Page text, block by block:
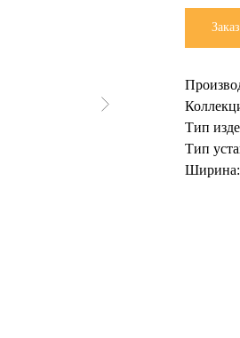
Тип
Тип
Ширина: